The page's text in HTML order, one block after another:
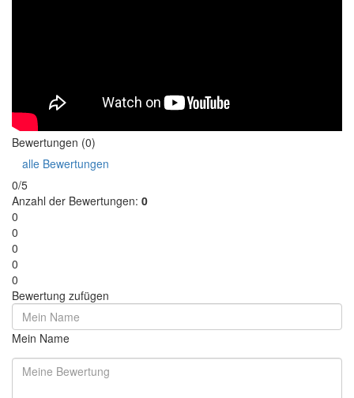
Bewertungen (0)
alle Bewertungen
0/5
Anzahl der Bewertungen: 0
0
0
0
0
0
Bewertung zufügen
Mein Name